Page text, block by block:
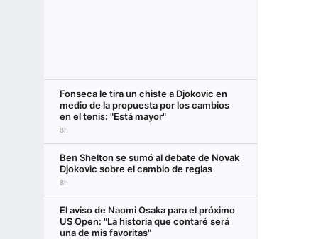
Fonseca le tira un chiste a Djokovic en
medio de la propuesta por los cambios
en el tenis: "Está mayor"
8h
Ben Shelton se sumó al debate de Novak
Djokovic sobre el cambio de reglas
8h
El aviso de Naomi Osaka para el próximo
US Open: "La historia que contaré será
una de mis favoritas"